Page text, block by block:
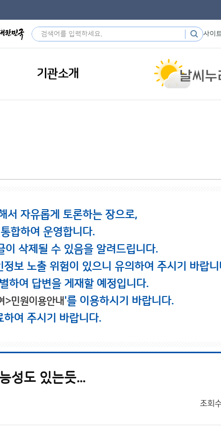
사이
기관소개
서 자유롭게 토론하는 장으로,
합하여 운영합니다.
삭제될 수 있음을 알려드립니다.
보 노출 위험이 있으니 유의하여 주시기 바랍니
하여 답변을 게재할 예정입니다.
>민원이용안내'를 이용하시기 바랍니다.
여 주시기 바랍니다.
성도 있는듯...
조회